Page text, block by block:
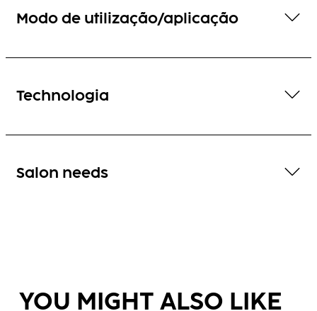
Modo de utilização/aplicação
Technologia
Salon needs
YOU MIGHT ALSO LIKE